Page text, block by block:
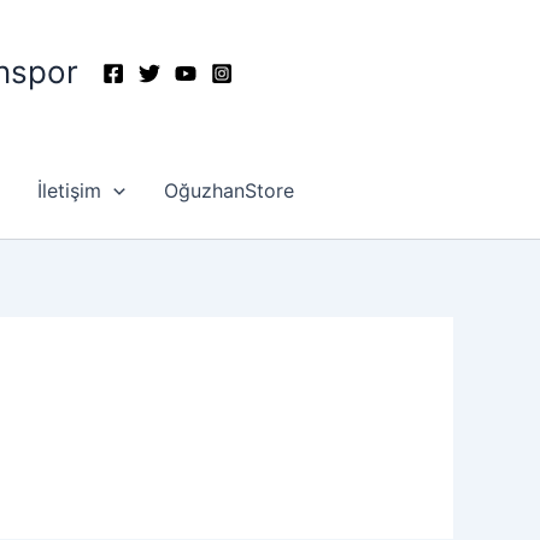
İletişim OğuzhanStore